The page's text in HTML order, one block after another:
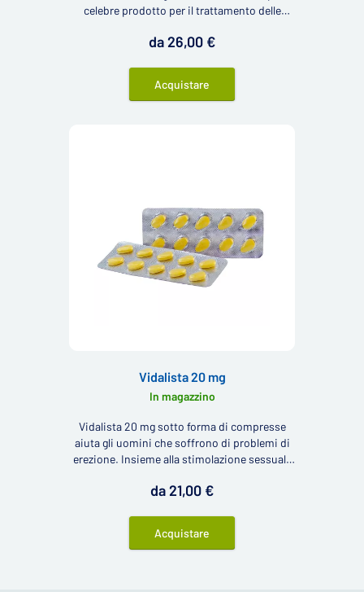
celebre prodotto per il trattamento delle
medicinale contiene 40 mg del principio
da 26,00 €
Acquistare
Vidalista 20 mg
In magazzino
Vidalista 20 mg sotto forma di compresse
aiuta gli uomini che soffrono di problemi di
erezione. Insieme alla stimolazione sessuale
pene e rendono più duratura l'erezione.
da 21,00 €
Acquistare